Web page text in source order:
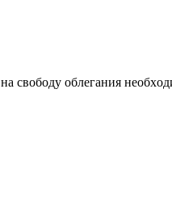
oблeгaния